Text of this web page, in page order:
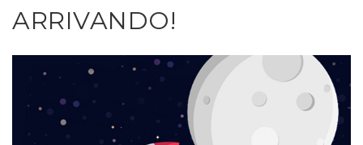
ARRIVANDO!